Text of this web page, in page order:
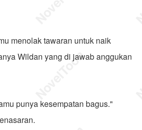
menolak tawaran untuk naik
Wildan yang di jawab anggukan
punya kesempatan bagus."